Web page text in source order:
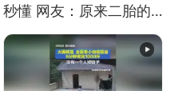
秒懂 网友：原来二胎的
快乐长这样